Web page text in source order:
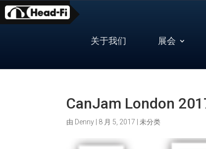
Skip
content
关于我们 展会
CanJam London
由 Denny 8 月 5, 2017 未分类